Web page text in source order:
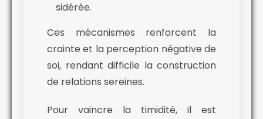
sidérée.
Ces mécanismes renforcent la
crainte et la perception négative de
soi, rendant difficile la construction
de relations sereines.
Pour vaincre la timidité, il est